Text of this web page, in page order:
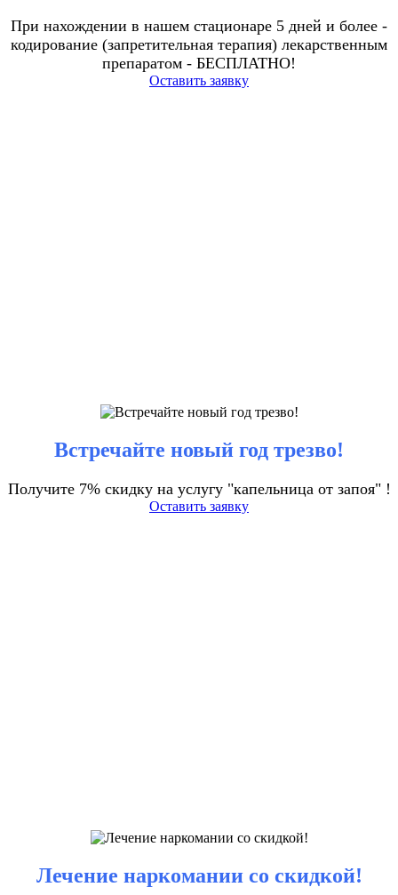
При нахождении в нашем стационаре 5 дней и более -
кодирование (запретительная терапия) лекарственным
препаратом - БЕСПЛАТНО!
Оставить заявку
Встречайте новый год трезво!
Получите 7% скидку на услугу "капельница от запоя" !
Оставить заявку
Лечение наркомании со скидкой!